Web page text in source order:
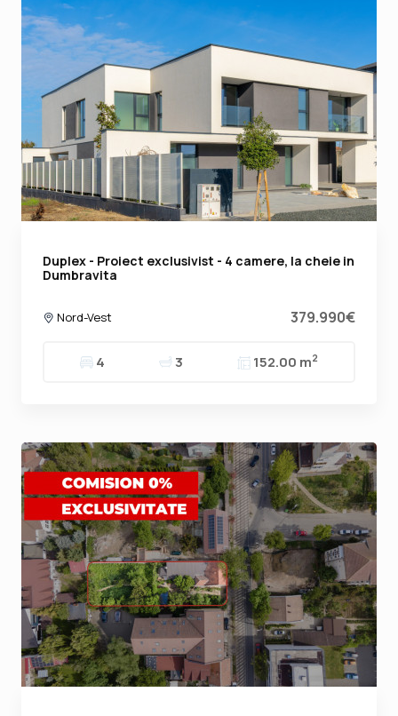
Duplex - Proiect exclusivist - 4 camere, la cheie in
Dumbravita
Nord-Vest 379.990€
4 3 152.00 m2